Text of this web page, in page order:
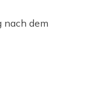
nach dem